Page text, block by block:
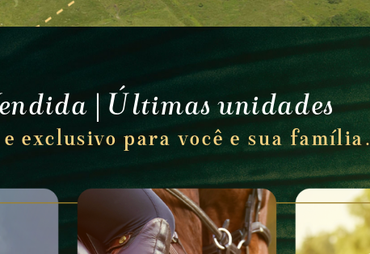
| Últimas unidades
exclusivo para você e sua família.